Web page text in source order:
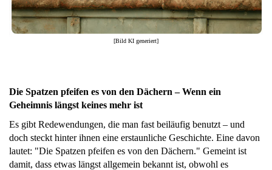
[Bild KI generiert]
Die Spatzen pfeifen es von den Dächern – Wenn ein
Geheimnis längst keines mehr ist
Es gibt Redewendungen, die man fast beiläufig benutzt – und
doch steckt hinter ihnen eine erstaunliche Geschichte. Eine davon
lautet: "Die Spatzen pfeifen es von den Dächern." Gemeint ist
damit, dass etwas längst allgemein bekannt ist, obwohl es